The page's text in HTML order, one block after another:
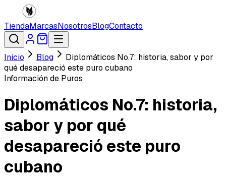
TiendaMarcasNosotrosBlogContacto
Inicio Blog
Diplomáticos No.7: historia, sabor y por
qué desapareció este puro cubano
Información de Puros
Diplomáticos No.7: historia,
sabor y por qué
desapareció este puro
cubano